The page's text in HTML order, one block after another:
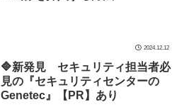
2024.12.12
🔷新発見 セキュリティ担当者必
見の『セキュリティセンターの
Genetec』【PR】あり